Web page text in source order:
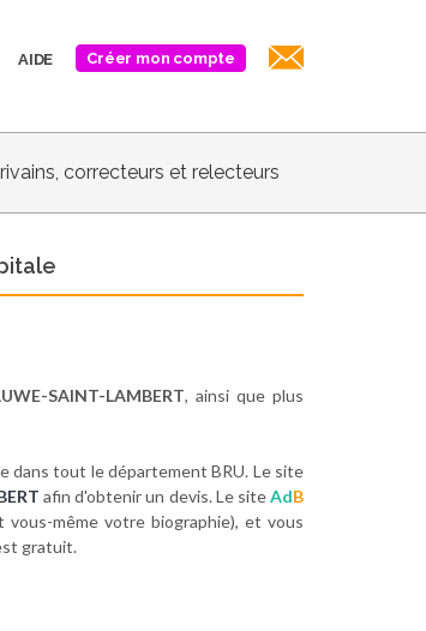
AIDE Créer mon compte
correcteurs et relecteurs
SAINT-LAMBERT, ainsi que plus
dans tout le département BRU. Le site
afin d'obtenir un devis. Le siteAdB
vous-même votre biographie), et vous
gratuit.